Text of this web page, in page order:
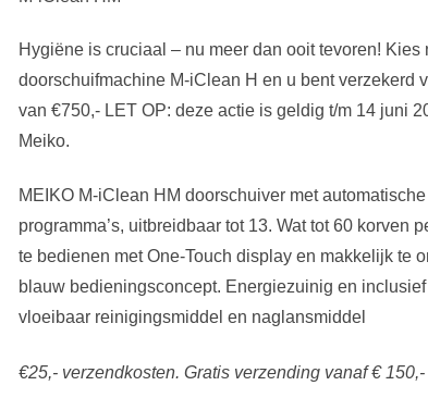
Hygiëne is cruciaal – nu meer dan ooit tevoren! Kies
doorschuifmachine M-iClean H en u bent verzekerd
van €750,- LET OP: deze actie is geldig t/m 14 juni
Meiko.
MEIKO M-iClean HM doorschuiver met
programma’s, uitbreidbaar tot 13. Wat tot 60 korven
te bedienen met One-Touch display en makkelijk te
blauw bedieningsconcept. Energiezuinig en
vloeibaar reinigingsmiddel en naglansmiddel
€25,- verzendkosten. Gratis verzending vanaf € 150,-